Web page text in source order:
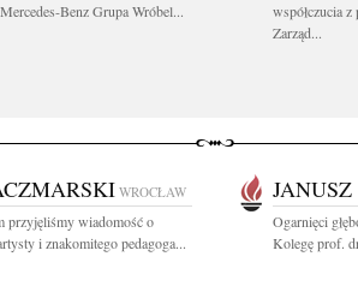
Benz Grupa Wróbel...
współczucia
Zarząd...
WROCŁAW
przyjęliśmy wiadomość o
i znakomitego pedagoga...
Ogarnięci
Kolegę prof.